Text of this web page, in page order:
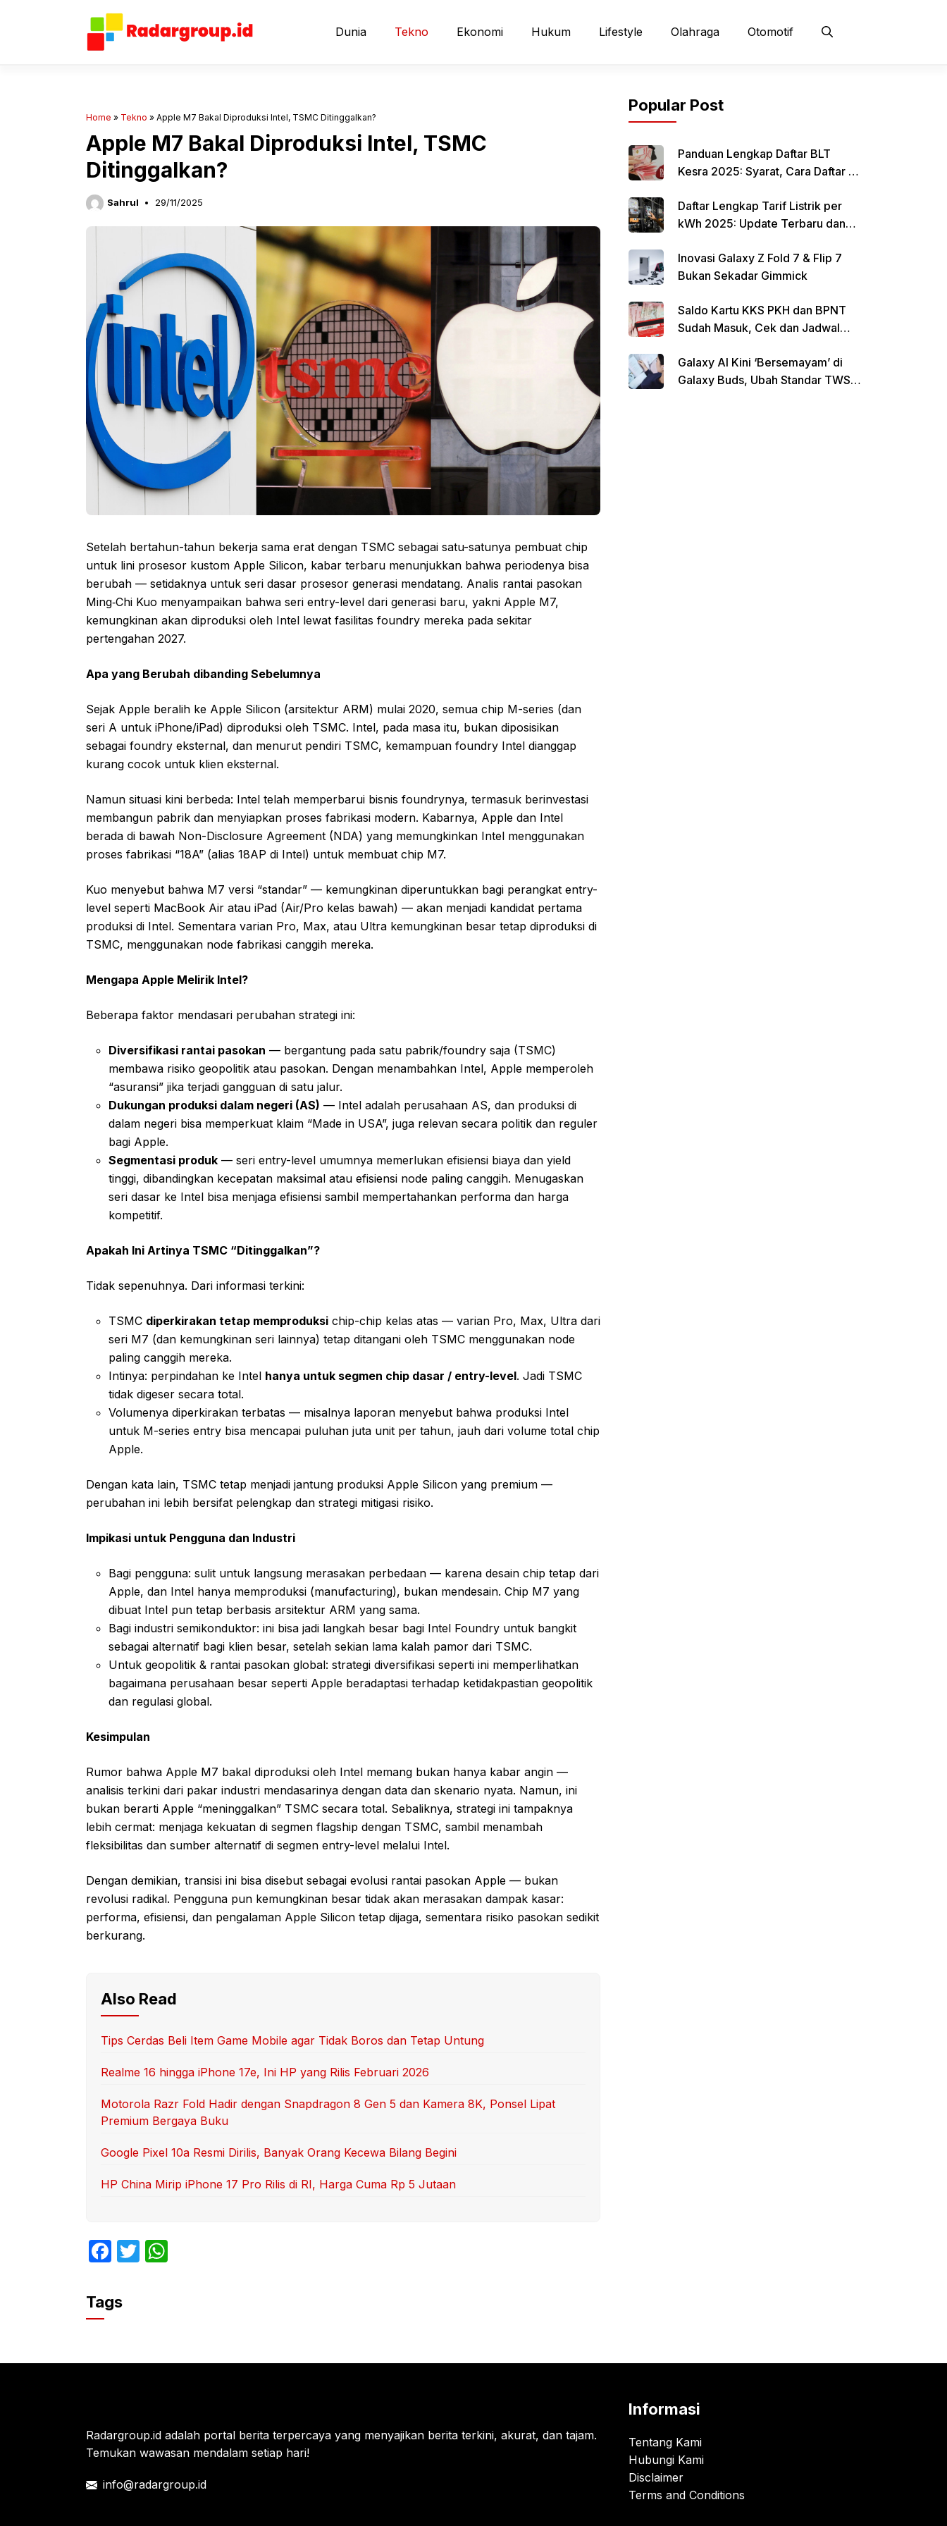
Dunia Tekno Ekonomi Hukum Lifestyle Olahraga Otomotif
Home » Tekno » Apple M7 Bakal Diproduksi Intel, TSMC Ditinggalkan?
Apple M7 Bakal Diproduksi Intel, TSMC
Ditinggalkan?
Sahrul 29/11/2025
Setelah bertahun-tahun bekerja sama erat dengan TSMC sebagai satu-satunya pembuat chip
untuk lini prosesor kustom Apple Silicon, kabar terbaru menunjukkan bahwa periodenya bisa
berubah — setidaknya untuk seri dasar prosesor generasi mendatang. Analis rantai pasokan
Ming‑Chi Kuo menyampaikan bahwa seri entry-level dari generasi baru, yakni Apple M7,
kemungkinan akan diproduksi oleh Intel lewat fasilitas foundry mereka pada sekitar
pertengahan 2027.
Apa yang Berubah dibanding Sebelumnya
Sejak Apple beralih ke Apple Silicon (arsitektur ARM) mulai 2020, semua chip M-series (dan
seri A untuk iPhone/iPad) diproduksi oleh TSMC. Intel, pada masa itu, bukan diposisikan
sebagai foundry eksternal, dan menurut pendiri TSMC, kemampuan foundry Intel dianggap
kurang cocok untuk klien eksternal.
Namun situasi kini berbeda: Intel telah memperbarui bisnis foundryn­ya, termasuk berinvestasi
membangun pabrik dan menyiapkan proses fabrikasi modern. Kabarnya, Apple dan Intel
berada di bawah Non-Disclosure Agreement (NDA) yang memungkinkan Intel menggunakan
proses fabrikasi “18A” (alias 18AP di Intel) untuk membuat chip M7.
Kuo menyebut bahwa M7 versi “standar” — kemungkinan diperuntukkan bagi perangkat entry-
level seperti MacBook Air atau iPad (Air/Pro kelas bawah) — akan menjadi kandidat pertama
produksi di Intel. Sementara varian Pro, Max, atau Ultra kemungkinan besar tetap diproduksi di
TSMC, menggunakan node fabrikasi canggih mereka.
Mengapa Apple Melirik Intel?
Beberapa faktor mendasari perubahan strategi ini:
Diversifikasi rantai pasokan — bergantung pada satu pabrik/foundry saja (TSMC)
membawa risiko geopolitik atau pasokan. Dengan menambahkan Intel, Apple memperoleh
“asuransi” jika terjadi gangguan di satu jalur.
Dukungan produksi dalam negeri (AS) — Intel adalah perusahaan AS, dan produksi di
dalam negeri bisa memperkuat klaim “Made in USA”, juga relevan secara politik dan reguler
bagi Apple.
Segmentasi produk — seri entry-level umumnya memerlukan efisiensi biaya dan yield
tinggi, dibandingkan kecepatan maksimal atau efisiensi node paling canggih. Menugaskan
seri dasar ke Intel bisa menjaga efisiensi sambil mempertahankan performa dan harga
kompetitif.
Apakah Ini Artinya TSMC “Ditinggalkan”?
Tidak sepenuhnya. Dari informasi terkini:
TSMC diperkirakan tetap memproduksi chip-chip kelas atas — varian Pro, Max, Ultra dari
seri M7 (dan kemungkinan seri lainnya) tetap ditangani oleh TSMC menggunakan node
paling canggih mereka.
Intinya: perpindahan ke Intel hanya untuk segmen chip dasar / entry-level. Jadi TSMC
tidak digeser secara total.
Volumenya diperkirakan terbatas — misalnya laporan menyebut bahwa produksi Intel
untuk M-series entry bisa mencapai puluhan juta unit per tahun, jauh dari volume total chip
Apple.
Dengan kata lain, TSMC tetap menjadi jantung produksi Apple Silicon yang premium —
perubahan ini lebih bersifat pelengkap dan strategi mitigasi risiko.
Impikasi untuk Pengguna dan Industri
Bagi pengguna: sulit untuk langsung merasakan perbedaan — karena desain chip tetap dari
Apple, dan Intel hanya memproduksi (manufacturing), bukan mendesain. Chip M7 yang
dibuat Intel pun tetap berbasis arsitektur ARM yang sama.
Bagi industri semikonduktor: ini bisa jadi langkah besar bagi Intel Foundry untuk bangkit
sebagai alternatif bagi klien besar, setelah sekian lama kalah pamor dari TSMC.
Untuk geopolitik & rantai pasokan global: strategi diversifikasi seperti ini memperlihatkan
bagaimana perusahaan besar seperti Apple beradaptasi terhadap ketidakpastian geopolitik
dan regulasi global.
Kesimpulan
Rumor bahwa Apple M7 bakal diproduksi oleh Intel memang bukan hanya kabar angin —
analisis terkini dari pakar industri mendasarinya dengan data dan skenario nyata. Namun, ini
bukan berarti Apple “meninggalkan” TSMC secara total. Sebaliknya, strategi ini tampaknya
lebih cermat: menjaga kekuatan di segmen flagship dengan TSMC, sambil menambah
fleksibilitas dan sumber alternatif di segmen entry-level melalui Intel.
Dengan demikian, transisi ini bisa disebut sebagai evolusi rantai pasokan Apple — bukan
revolusi radikal. Pengguna pun kemungkinan besar tidak akan merasakan dampak kasar:
performa, efisiensi, dan pengalaman Apple Silicon tetap dijaga, sementara risiko pasokan sedikit
berkurang.
Also Read
Tips Cerdas Beli Item Game Mobile agar Tidak Boros dan Tetap Untung
Realme 16 hingga iPhone 17e, Ini HP yang Rilis Februari 2026
Motorola Razr Fold Hadir dengan Snapdragon 8 Gen 5 dan Kamera 8K, Ponsel Lipat
Premium Bergaya Buku
Google Pixel 10a Resmi Dirilis, Banyak Orang Kecewa Bilang Begini
HP China Mirip iPhone 17 Pro Rilis di RI, Harga Cuma Rp 5 Jutaan
F
c
e
o
T
p
Tags
Popular Post
Panduan Lengkap Daftar BLT
Kesra 2025: Syarat, Cara Daftar &
Daftar Lengkap Tarif Listrik per
kWh 2025: Update Terbaru dan
Inovasi Galaxy Z Fold 7 & Flip 7
Bukan Sekadar Gimmick
Saldo Kartu KKS PKH dan BPNT
Sudah Masuk, Cek dan Jadwal
Galaxy AI Kini ‘Bersemayam’ di
Galaxy Buds, Ubah Standar TWS
Radargroup.id adalah portal berita terpercaya yang menyajikan berita terkini, akurat, dan tajam.
Temukan wawasan mendalam setiap hari!
info@radargroup.id
Informasi
Tentang Kami
Hubungi Kami
Disclaimer
Terms and Conditions